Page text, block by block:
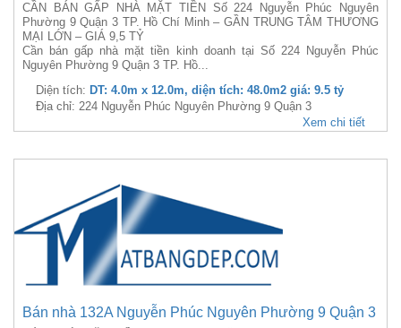
CẦN BÁN GẤP NHÀ MẶT TIỀN Số 224 Nguyễn Phúc Nguyên
Phường 9 Quận 3 TP. Hồ Chí Minh – GẦN TRUNG TÂM THƯƠNG
MẠI LỚN – GIÁ 9,5 TỶ
Cần bán gấp nhà mặt tiền kinh doanh tại Số 224 Nguyễn Phúc
Nguyên Phường 9 Quận 3 TP. Hồ...
Diện tích: DT: 4.0m x 12.0m, diện tích: 48.0m2 giá: 9.5 tỷ
Địa chỉ: 224 Nguyễn Phúc Nguyên Phường 9 Quận 3
Xem chi tiết
Bán nhà 132A Nguyễn Phúc Nguyên Phường 9 Quận 3